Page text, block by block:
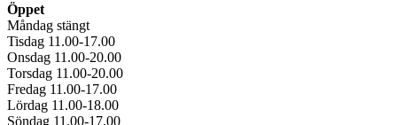
Öppet
Måndag stängt
Tisdag 11.00-17.00
Onsdag 11.00-20.00
Torsdag 11.00-20.00
Fredag 11.00-17.00
Lördag 11.00-18.00
Söndag 11.00-17.00